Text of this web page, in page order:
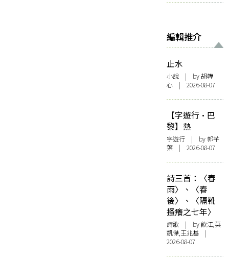
編輯推介
止水
小說 | by 胡韡
心 | 2026-08-07
【字遊行·巴
黎】熱
字遊行 | by 郭芊
葉 | 2026-08-07
詩三首：〈春
雨〉、〈春
後〉、〈隔靴
搔癢之七年〉
詩歌 | by 飲江,莫
凱傑,王兆基 |
2026-08-07